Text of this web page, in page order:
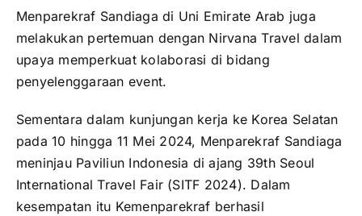
Menparekraf Sandiaga di Uni Emirate Arab juga
melakukan pertemuan dengan Nirvana Travel dalam
upaya memperkuat kolaborasi di bidang
penyelenggaraan event.
Sementara dalam kunjungan kerja ke Korea Selatan
pada 10 hingga 11 Mei 2024, Menparekraf Sandiaga
meninjau Paviliun Indonesia di ajang 39th Seoul
International Travel Fair (SITF 2024). Dalam
kesempatan itu Kemenparekraf berhasil